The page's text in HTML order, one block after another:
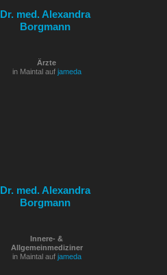
Dr. med. Alexandra
Borgmann
Ärzte
in Maintal auf jameda
Dr. med. Alexandra
Borgmann
Innere- &
Allgemeinmediziner
in Maintal auf jameda